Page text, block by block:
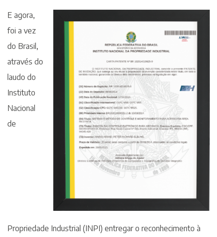
E agora,
foi a vez
do Brasil,
através do
laudo do
Instituto
Nacional
de
Propriedade Industrial (INPI) entregar o reconhecimento à